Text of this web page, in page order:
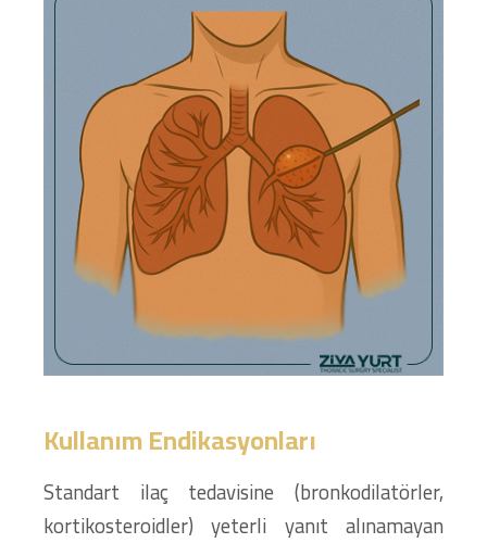
Kullanım Endikasyonları
Standart ilaç tedavisine (bronkodilatörler,
kortikosteroidler) yeterli yanıt alınamayan